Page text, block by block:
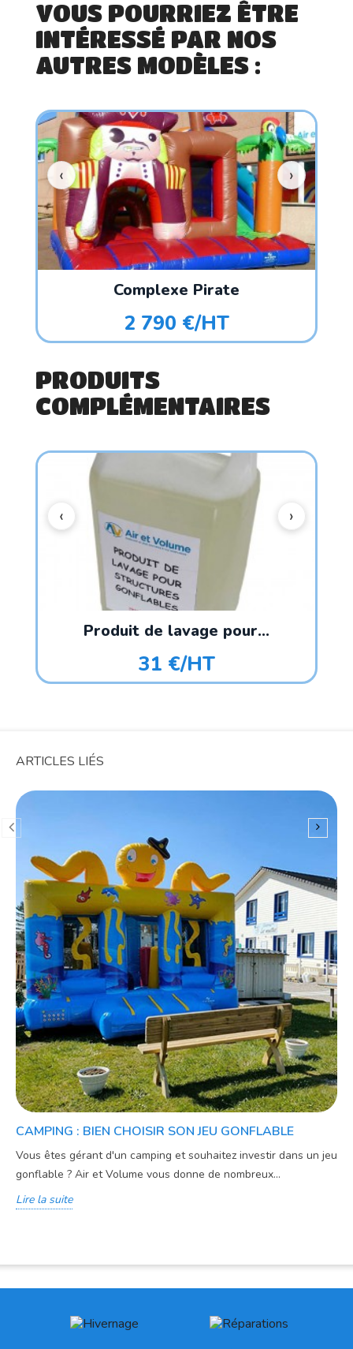
VOUS POURRIEZ ÊTRE
INTÉRESSÉ PAR NOS
AUTRES MODÈLES :
Complexe Pirate
2 790 €/HT
PRODUITS
COMPLÉMENTAIRES
Produit de lavage pour...
31 €/HT
ARTICLES LIÉS
CAMPING : BIEN CHOISIR SON JEU GONFLABLE
Vous êtes gérant d'un camping et souhaitez investir dans un jeu
gonflable ? Air et Volume vous donne de nombreux...
Lire la suite